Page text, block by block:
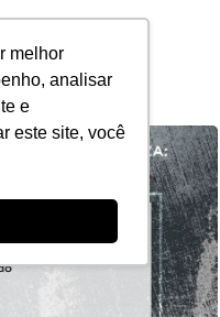
melhor
analisar
e
este site, você